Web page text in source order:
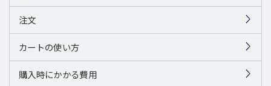
注文
カートの使い方
購入時にかかる費用